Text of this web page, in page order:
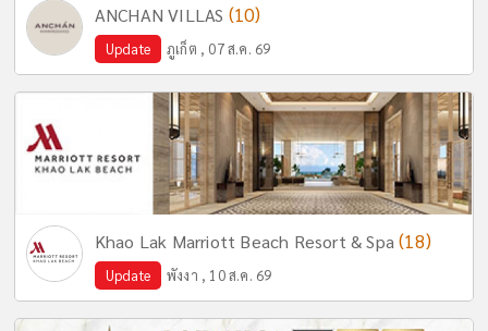
ANCHAN VILLAS (10)
Update ภูเก็ต , 07 ส.ค. 69
Khao Lak Marriott Beach Resort & Spa(18)
Update พังงา , 10 ส.ค. 69